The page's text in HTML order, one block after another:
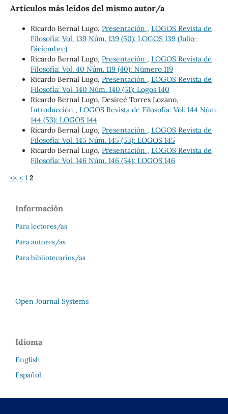
Artículos más leídos del mismo autor/a
Ricardo Bernal Lugo, Presentación , LOGOS Revista de
Filosofía: Vol. 139 Núm. 139 (50): LOGOS 139 (Julio-
Diciembre)
Ricardo Bernal Lugo, Presentación , LOGOS Revista de
Filosofía: Vol. 40 Núm. 119 (40): Número 119
Ricardo Bernal Lugo, Presentación , LOGOS Revista de
Filosofía: Vol. 140 Núm. 140 (51): Logos 140
Ricardo Bernal Lugo, Desireé Torres Lozano,
Introducción , LOGOS Revista de Filosofía: Vol. 144 Núm.
144 (53): LOGOS 144
Ricardo Bernal Lugo, Presentación , LOGOS Revista de
Filosofía: Vol. 145 Núm. 145 (53): LOGOS 145
Ricardo Bernal Lugo, Presentación , LOGOS Revista de
Filosofía: Vol. 146 Núm. 146 (54): LOGOS 146
<< < 1 2
Información
Para lectores/as
Para autores/as
Para bibliotecarios/as
Open Journal Systems
Idioma
English
Español